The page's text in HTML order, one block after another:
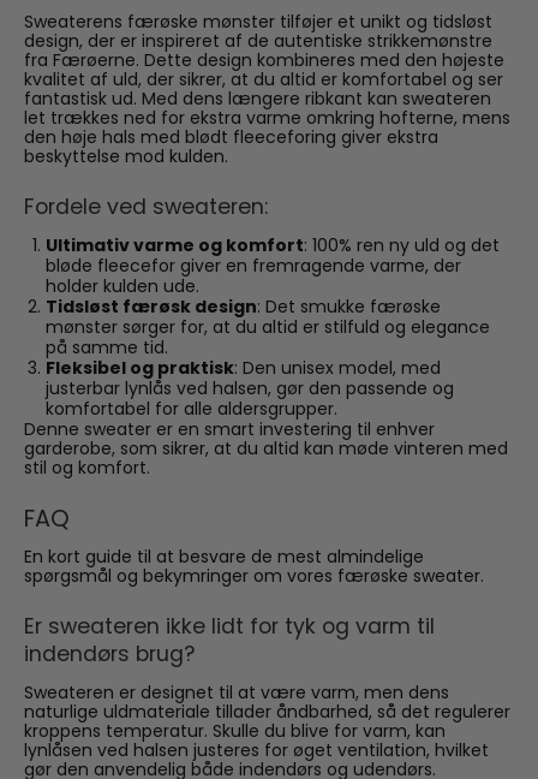
Sweaterens færøske mønster tilføjer et unikt og tidsløst
design, der er inspireret af de autentiske strikkemønstre
fra Færøerne. Dette design kombineres med den højeste
kvalitet af uld, der sikrer, at du altid er komfortabel og ser
fantastisk ud. Med dens længere ribkant kan sweateren
let trækkes ned for ekstra varme omkring hofterne, mens
den høje hals med blødt fleeceforing giver ekstra
beskyttelse mod kulden.
Fordele ved sweateren:
Ultimativ varme og komfort: 100% ren ny uld og det
bløde fleecefor giver en fremragende varme, der
holder kulden ude.
Tidsløst færøsk design: Det smukke færøske
mønster sørger for, at du altid er stilfuld og elegance
på samme tid.
Fleksibel og praktisk: Den unisex model, med
justerbar lynlås ved halsen, gør den passende og
komfortabel for alle aldersgrupper.
Denne sweater er en smart investering til enhver
garderobe, som sikrer, at du altid kan møde vinteren med
stil og komfort.
FAQ
En kort guide til at besvare de mest almindelige
spørgsmål og bekymringer om vores færøske sweater.
Er sweateren ikke lidt for tyk og varm til
indendørs brug?
Sweateren er designet til at være varm, men dens
naturlige uldmateriale tillader åndbarhed, så det regulerer
kroppens temperatur. Skulle du blive for varm, kan
lynlåsen ved halsen justeres for øget ventilation, hvilket
gør den anvendelig både indendørs og udendørs.